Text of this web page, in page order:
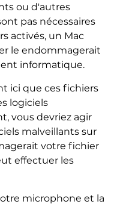
ou d'autres
pas nécessaires
activés, un Mac
le endommagerait
informatique.
ici que ces fichiers
logiciels
vous devriez agir
malveillants sur
votre fichier
effectuer les
microphone et la